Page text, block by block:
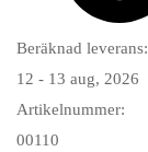
Beräknad leverans:
12 - 13 aug, 2026
Artikelnummer:
00110